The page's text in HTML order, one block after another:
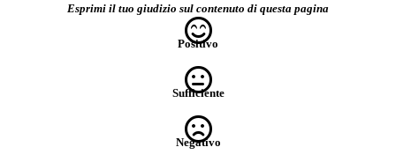
Esprimi il tuo giudizio sul contenuto di questa pagina
Positivo
Sufficiente
Negativo